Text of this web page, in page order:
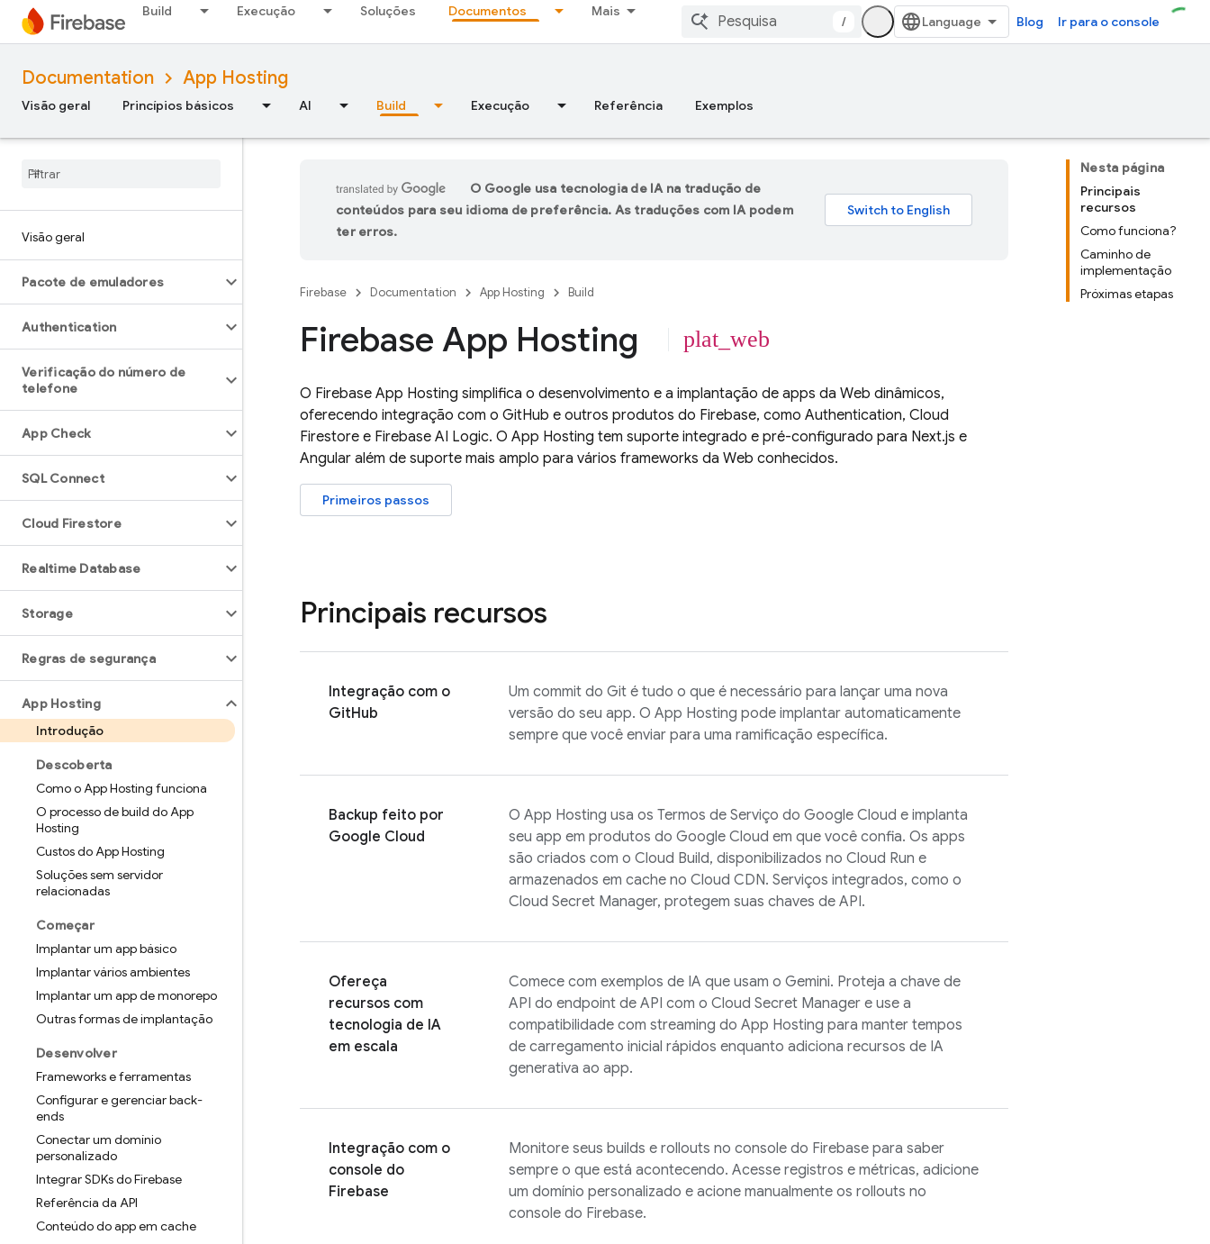
Build Execução Soluções Documentos Mais
/ Blog Ir para o console
Documentation App Hosting
Visão geral Princípios básicos AI Build Execução Referência Exemplos
Visão geral
Pacote de emuladores
Authentication
Verificação do número de
telefone
App Check
SQL Connect
Cloud Firestore
Realtime Database
Storage
Regras de segurança
App Hosting
Introdução
Descoberta
Como o App Hosting funciona
O processo de build do App
Hosting
Custos do App Hosting
Soluções sem servidor
relacionadas
Começar
Implantar um app básico
Implantar vários ambientes
Implantar um app de monorepo
Outras formas de implantação
Desenvolver
Frameworks e ferramentas
Configurar e gerenciar back-
ends
Conectar um domínio
personalizado
Integrar SDKs do Firebase
Referência da API
Conteúdo do app em cache
Nesta página
Principais
recursos
Como funciona?
Caminho de
implementação
Próximas etapas
O Google usa tecnologia de IA na tradução de
conteúdos para seu idioma de preferência. As traduções com IA podem
ter erros.
Firebase Documentation App Hosting Build
Firebase App Hosting plat_web
O Firebase App Hosting simplifica o desenvolvimento e a implantação de apps da Web dinâmicos,
oferecendo integração com o GitHub e outros produtos do Firebase, como Authentication, Cloud
Firestore e Firebase AI Logic. O App Hosting tem suporte integrado e pré-configurado para Next.js e
Angular além de suporte mais amplo para vários frameworks da Web conhecidos.
Primeiros passos
Principais recursos
Integração com o
GitHub
Um commit do Git é tudo o que é necessário para lançar uma nova
versão do seu app. O App Hosting pode implantar automaticamente
sempre que você enviar para uma ramificação específica.
Backup feito por
Google Cloud
O App Hosting usa os Termos de Serviço do Google Cloud e implanta
seu app em produtos do Google Cloud em que você confia. Os apps
são criados com o Cloud Build, disponibilizados no Cloud Run e
armazenados em cache no Cloud CDN. Serviços integrados, como o
Cloud Secret Manager, protegem suas chaves de API.
Ofereça
recursos com
tecnologia de IA
em escala
Comece com exemplos de IA que usam o Gemini. Proteja a chave de
API do endpoint de API com o Cloud Secret Manager e use a
compatibilidade com streaming do App Hosting para manter tempos
de carregamento inicial rápidos enquanto adiciona recursos de IA
generativa ao app.
Integração com o
console do
Firebase
Monitore seus builds e rollouts no console do Firebase para saber
sempre o que está acontecendo. Acesse registros e métricas, adicione
um domínio personalizado e acione manualmente os rollouts no
console do Firebase.